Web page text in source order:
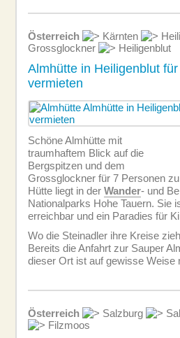
Österreich Kärnten
Grossglockner
Heiligenblut
Almhütte in Heiligenblut
vermieten
Schöne Almhütte mit
traumhaftem Blick auf die
Bergspitzen und dem
Grossglockner für 7 Personen
Hütte liegt in der Wander- und
Nationalparks Hohe Tauern. Sie
erreichbar und ein Paradies für
Wo die Steinadler ihre Kreise
Bereits die Anfahrt zur Sauper
dieser Ort ist auf gewisse Weise
Österreich Salzburg
Filzmoos